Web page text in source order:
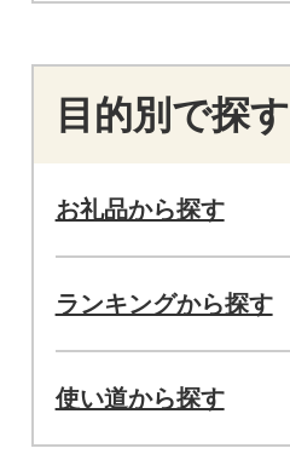
目的別で探す
お礼品から探す
ランキングから探す
使い道から探す